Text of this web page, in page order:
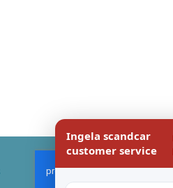
Ingela scandcar
customer service